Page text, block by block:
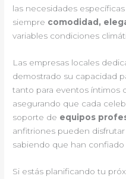
las necesidades
siempre comodidad,
variables condiciones
Las empresas locales
demostrado su capacidad
tanto para eventos íntimos
asegurando que cada
soporte de equipos
anfitriones pueden
sabiendo que han confiado
Si estás planificando tu